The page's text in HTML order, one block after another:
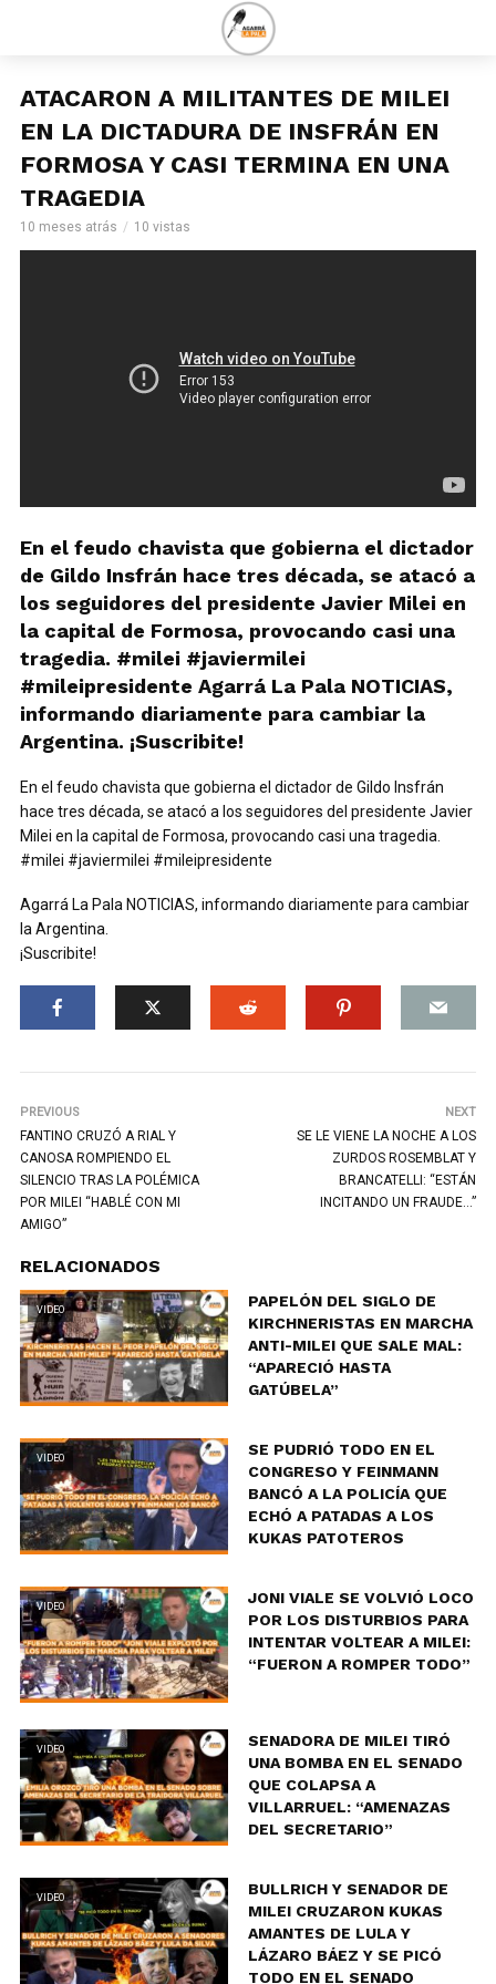
ATACARON A MILITANTES DE MILEI
EN LA DICTADURA DE INSFRÁN EN
FORMOSA Y CASI TERMINA EN UNA
TRAGEDIA
10 meses atrás 10 vistas
En el feudo chavista que gobierna el dictador
de Gildo Insfrán hace tres década, se atacó a
los seguidores del presidente Javier Milei en
la capital de Formosa, provocando casi una
tragedia. #milei #javiermilei
#mileipresidente Agarrá La Pala NOTICIAS,
informando diariamente para cambiar la
Argentina. ¡Suscribite!
En el feudo chavista que gobierna el dictador de Gildo Insfrán
hace tres década, se atacó a los seguidores del presidente Javier
Milei en la capital de Formosa, provocando casi una tragedia.
#milei #javiermilei #mileipresidente
Agarrá La Pala NOTICIAS, informando diariamente para cambiar
la Argentina.
¡Suscribite!
PREVIOUS
FANTINO CRUZÓ A RIAL Y
CANOSA ROMPIENDO EL
SILENCIO TRAS LA POLÉMICA
POR MILEI “HABLÉ CON MI
AMIGO”
NEXT
SE LE VIENE LA NOCHE A LOS
ZURDOS ROSEMBLAT Y
BRANCATELLI: “ESTÁN
INCITANDO UN FRAUDE…”
RELACIONADOS
VIDEO
PAPELÓN DEL SIGLO DE
KIRCHNERISTAS EN MARCHA
ANTI-MILEI QUE SALE MAL:
“APARECIÓ HASTA
GATÚBELA”
VIDEO
SE PUDRIÓ TODO EN EL
CONGRESO Y FEINMANN
BANCÓ A LA POLICÍA QUE
ECHÓ A PATADAS A LOS
KUKAS PATOTEROS
VIDEO
JONI VIALE SE VOLVIÓ LOCO
POR LOS DISTURBIOS PARA
INTENTAR VOLTEAR A MILEI:
“FUERON A ROMPER TODO”
VIDEO
SENADORA DE MILEI TIRÓ
UNA BOMBA EN EL SENADO
QUE COLAPSA A
VILLARRUEL: “AMENAZAS
DEL SECRETARIO”
VIDEO
BULLRICH Y SENADOR DE
MILEI CRUZARON KUKAS
AMANTES DE LULA Y
LÁZARO BÁEZ Y SE PICÓ
TODO EN EL SENADO